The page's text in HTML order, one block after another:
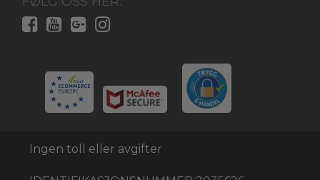
Ingen toll eller avgifter